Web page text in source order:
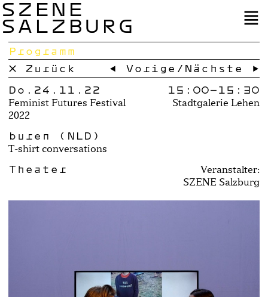
SZENE
SALZBURG
Programm
× Zurück
← Vorige / Nächste →
Do.24.11.22
Feminist Futures Festival
2022
15:00–15:30
Stadtgalerie Lehen
buren (NLD)
T-shirt conversations
Theater
Veranstalter:
SZENE Salzburg